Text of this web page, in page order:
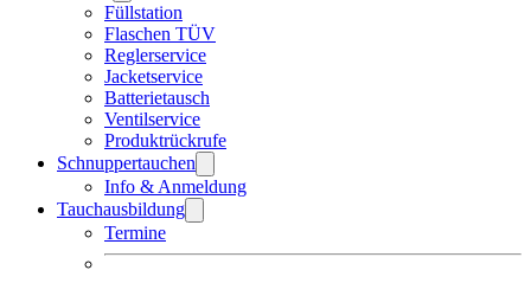
Füllstation
Flaschen TÜV
Reglerservice
Jacketservice
Batterietausch
Ventilservice
Produktrückrufe
Schnuppertauchen
Info & Anmeldung
Tauchausbildung
Termine